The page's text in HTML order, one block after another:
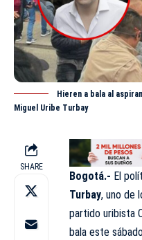
Hieren a bala al
Miguel Uribe Turbay
SHARE
Bogotá.- El
Turbay, uno de
partido uribista
bala este